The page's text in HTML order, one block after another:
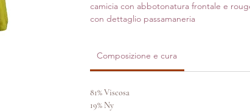
camicia con abbotonatura frontale e
con dettaglio passamaneria
Composizione e cura
81% Viscosa
19% Ny